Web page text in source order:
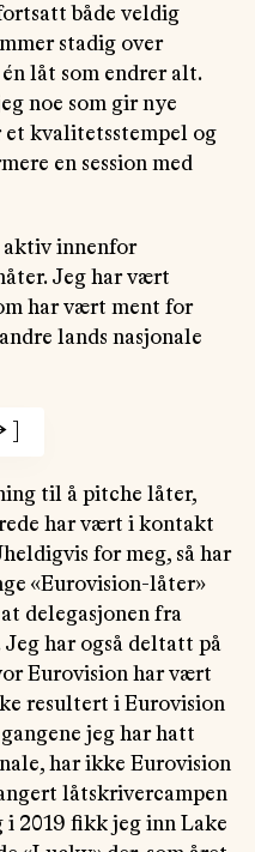
både veldig
stadig over
låt som endrer alt.
noe som gir nye
et kvalitetsstempel og
en session med
innenfor
Jeg har vært
har vært ment for
lands nasjonale
til å pitche låter,
har vært i kontakt
for meg, så har
«Eurovision-låter»
delegasjonen fra
har også deltatt på
Eurovision har vært
resultert i Eurovision
jeg har hatt
har ikke Eurovision
låtskrivercampen
i 2019 fikk jeg inn Lake